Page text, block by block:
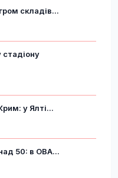
складів...
у Ялті...
50: в ОВА...